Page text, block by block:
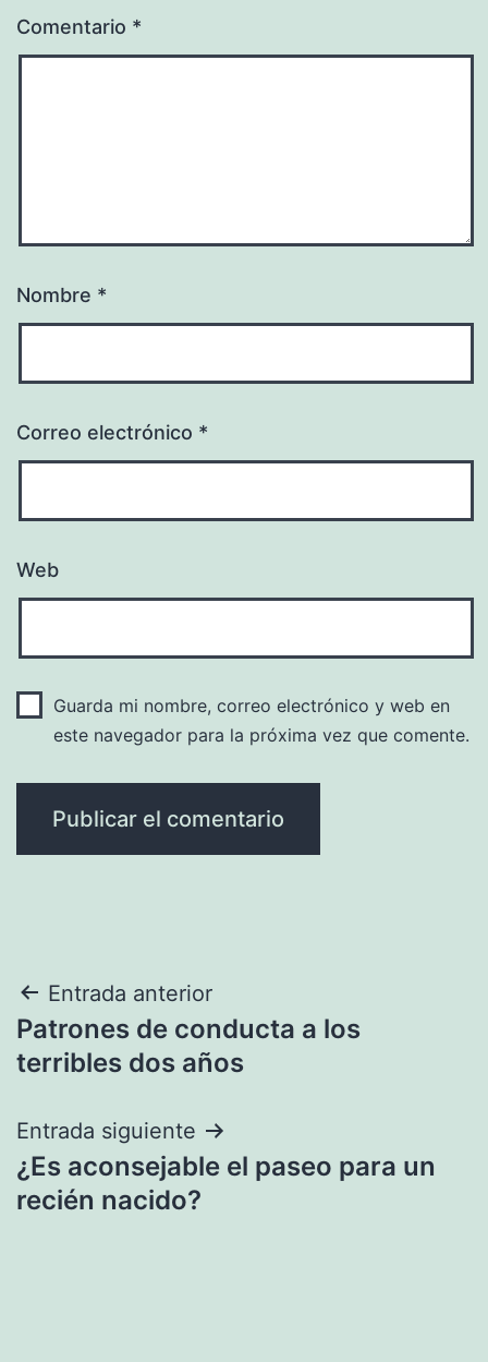
Comentario *
Nombre *
Correo electrónico *
Web
Guarda mi nombre, correo electrónico y web en
este navegador para la próxima vez que comente.
Navegación
de
Entrada anterior
Patrones de conducta a los
terribles dos años
Entrada siguiente
¿Es aconsejable el paseo para un
recién nacido?